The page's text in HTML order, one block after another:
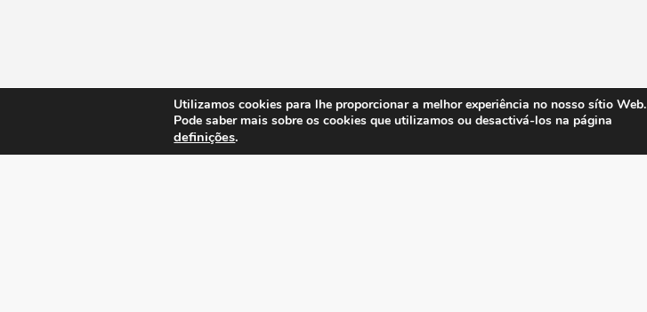
Utilizamos cookies para lhe proporcionar a melhor experiência no nosso sítio Web.
Pode saber mais sobre os cookies que utilizamos ou desactivá-los na página
definições.